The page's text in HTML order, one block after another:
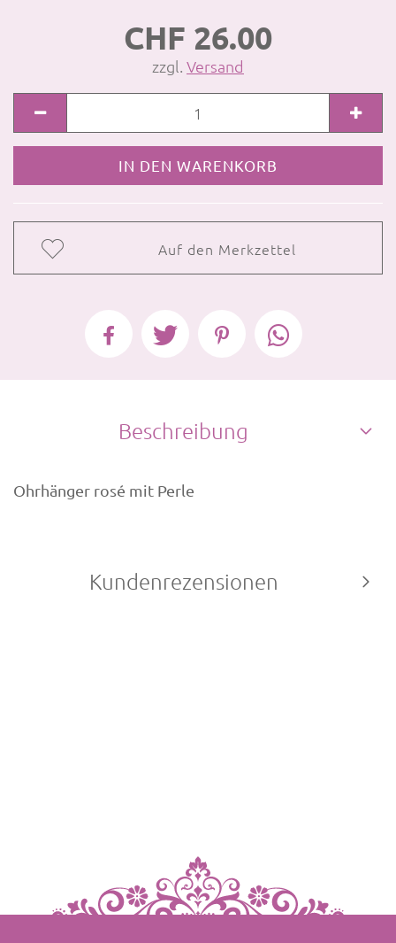
CHF 26.00
zzgl. Versand
Auf den Merkzettel
Beschreibung
Ohrhänger rosé mit Perle
Kundenrezensionen